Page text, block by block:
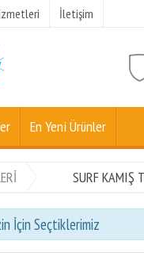
İletişim
En Yeni Ürünler
SURF KAMIŞ
İçin Seçtiklerimiz